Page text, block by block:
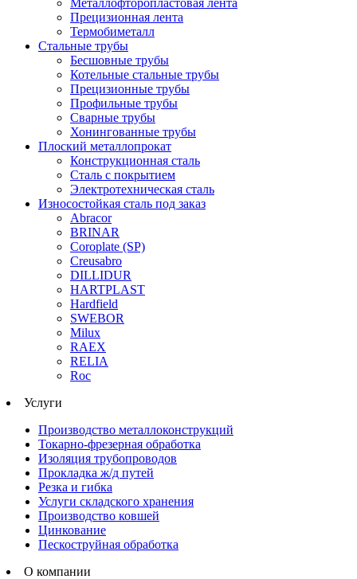
Металлофторопластовая лента
Прецизионная лента
Термобиметалл
Стальные трубы
Бесшовные трубы
Котельные стальные трубы
Прецизионные трубы
Профильные трубы
Сварные трубы
Хонингованные трубы
Плоский металлопрокат
Конструкционная сталь
Сталь с покрытием
Электротехническая сталь
Износостойкая сталь под заказ
Abracor
BRINAR
Coroplate (SP)
Creusabro
DILLIDUR
HARTPLAST
Hardfield
SWEBOR
Milux
RAEX
RELIA
Roc
Услуги
Производство металлоконструкций
Токарно-фрезерная обработка
Изоляция трубопроводов
Прокладка ж/д путей
Резка и гибка
Услуги складского хранения
Производство ковшей
Цинкование
Пескоструйная обработка
О компании